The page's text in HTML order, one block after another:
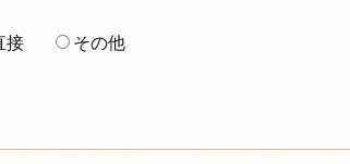
接 その他